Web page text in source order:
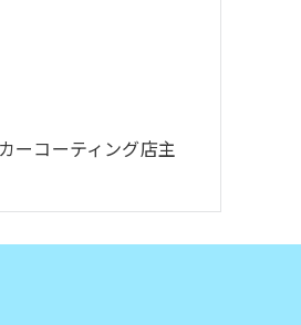
ーコーティング店主